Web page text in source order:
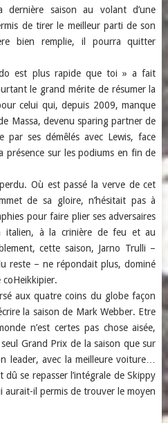
dernière saison au volant d’une
de tirer le meilleur parti de son
bien remplie, il pourra quitter
est plus rapide que toi » a fait
le grand mérite de résumer la
celui qui, depuis 2009, manque
Massa, devenu sparing partner de
par ses démêlés avec Lewis, face
présence sur les podiums en fin de
Où est passé la verve de cet
de sa gloire, n’hésitait pas à
pour faire plier ses adversaires
italien, à la crinière de feu et au
cette saison, Jarno Trulli –
reste – ne répondait plus, dominé
coHeikkipier.
aux quatre coins du globe façon
la saison de Mark Webber. Etre
n’est certes pas chose aisée,
Grand Prix de la saison que sur
leader, avec la meilleure voiture…
dû se repasser l’intégrale de Skippy
aurait-il permis de trouver le moyen